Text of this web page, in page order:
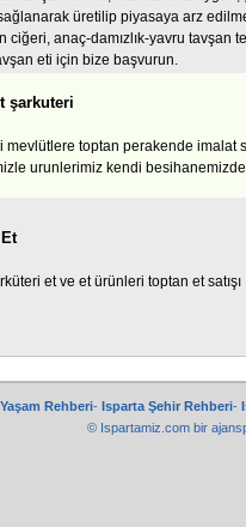
üretilip piyasaya arz
ciğeri, anaç-damızlık-yavru tavşan
eti için bize başvurun.
şarkuteri
mevlütlere toptan perakende imalat
urunlerimiz kendi
et ve et ürünleri toptan et satışı
Rehberi- Isparta Şehir Rehberi-
© Ispartamiz.com bir